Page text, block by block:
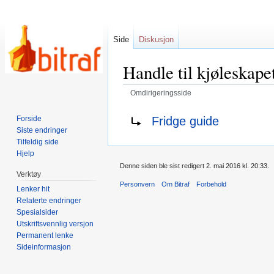
Handle til
Omdirigeringsside
Omdirigering til:Fridge guide
Side Diskusjon
Forside
Siste endringer
Tilfeldig side
Hjelp
Verktøy
Lenker hit
Relaterte endringer
Spesialsider
Utskriftsvennlig versjon
Permanent lenke
Sideinformasjon
Denne siden ble sist redigert 2. mai 2016 kl. 20:33.
Personvern Om Bitraf Forbehold